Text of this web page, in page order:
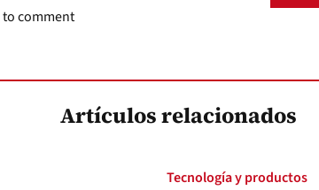
to comment
Artículos relacionados
Tecnología y productos